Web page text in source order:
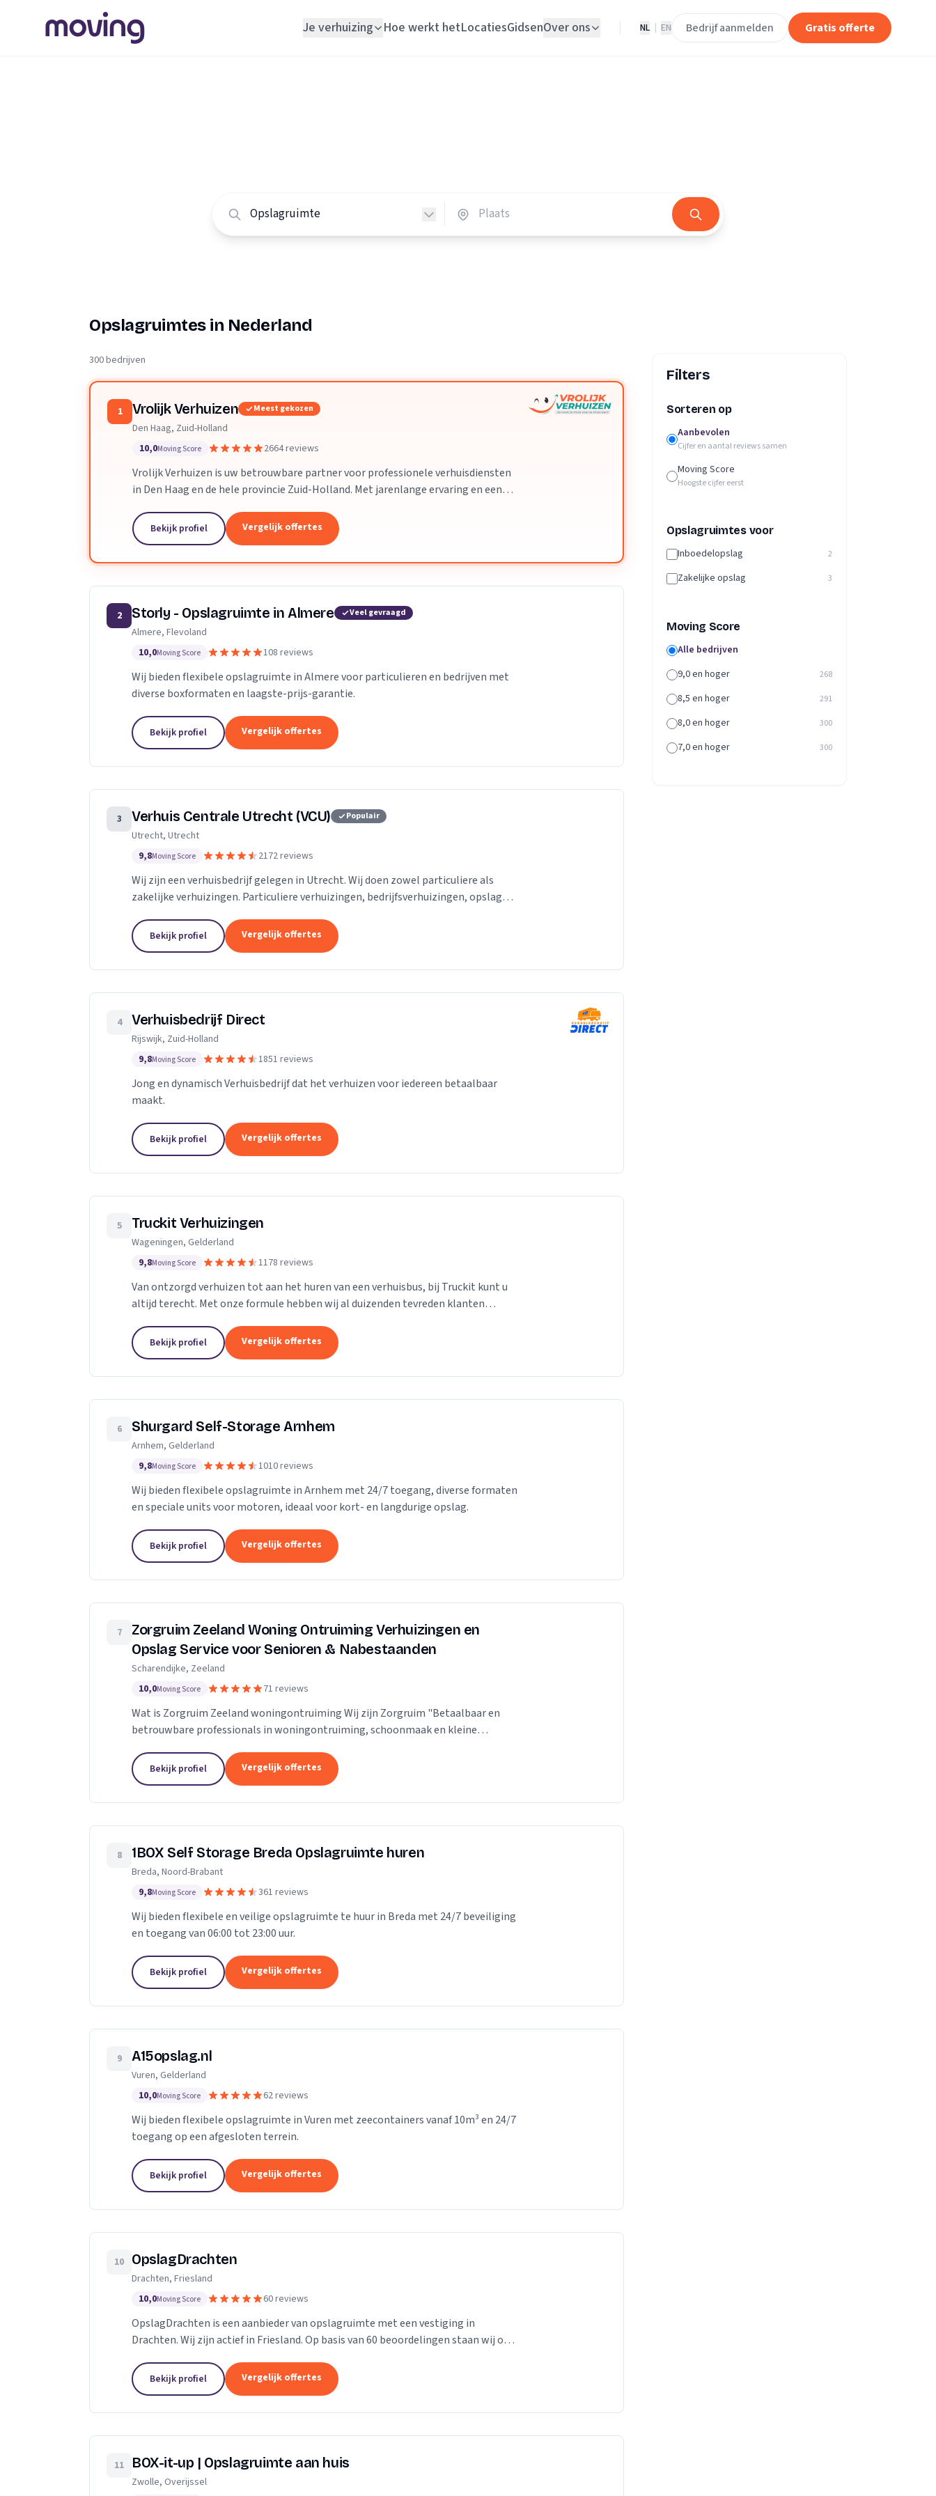
Je verhuizing
Loodgieter
Slotenmaker
Verhuisplanner
Hoe werkt hetLocatiesGidsenOver ons NL EN Bedrijf aanmelden Gratis offerte
Opslagruimtes in Nederland
300 bedrijven
1 Vrolijk Verhuizen Meest gekozen
Den Haag, Zuid-Holland
10,0Moving Score 2664 reviews
Vrolijk Verhuizen is uw betrouwbare partner voor professionele verhuisdiensten
in Den Haag en de hele provincie Zuid-Holland. Met jarenlange ervaring en een
verloopt.
Bekijk profiel Vergelijk offertes
2 Storly - Opslagruimte in Almere Veel gevraagd
Almere, Flevoland
10,0Moving Score 108 reviews
Wij bieden flexibele opslagruimte in Almere voor particulieren en bedrijven met
diverse boxformaten en laagste-prijs-garantie.
Bekijk profiel Vergelijk offertes
3 Verhuis Centrale Utrecht (VCU) Populair
Utrecht, Utrecht
9,8Moving Score 2172 reviews
Wij zijn een verhuisbedrijf gelegen in Utrecht. Wij doen zowel particuliere als
zakelijke verhuizingen. Particuliere verhuizingen, bedrijfsverhuizingen, opslag
Bekijk profiel Vergelijk offertes
4 Verhuisbedrijf Direct
Rijswijk, Zuid-Holland
9,8Moving Score 1851 reviews
Jong en dynamisch Verhuisbedrijf dat het verhuizen voor iedereen betaalbaar
maakt.
Bekijk profiel Vergelijk offertes
5 Truckit Verhuizingen
Wageningen, Gelderland
9,8Moving Score 1178 reviews
Van ontzorgd verhuizen tot aan het huren van een verhuisbus, bij Truckit kunt u
altijd terecht. Met onze formule hebben wij al duizenden tevreden klanten
Bekijk profiel Vergelijk offertes
6 Shurgard Self-Storage Arnhem
Arnhem, Gelderland
9,8Moving Score 1010 reviews
Wij bieden flexibele opslagruimte in Arnhem met 24/7 toegang, diverse formaten
en speciale units voor motoren, ideaal voor kort- en langdurige opslag.
Bekijk profiel Vergelijk offertes
7
Zorgruim Zeeland Woning Ontruiming Verhuizingen en
Opslag Service voor Senioren & Nabestaanden
Scharendijke, Zeeland
10,0Moving Score 71 reviews
Wat is Zorgruim Zeeland woningontruiming Wij zijn Zorgruim "Betaalbaar en
betrouwbare professionals in woningontruiming, schoonmaak en kleine
Bekijk profiel Vergelijk offertes
8 1BOX Self Storage Breda Opslagruimte huren
Breda, Noord-Brabant
9,8Moving Score 361 reviews
Wij bieden flexibele en veilige opslagruimte te huur in Breda met 24/7 beveiliging
en toegang van 06:00 tot 23:00 uur.
Bekijk profiel Vergelijk offertes
9 A15opslag.nl
Vuren, Gelderland
10,0Moving Score 62 reviews
Wij bieden flexibele opslagruimte in Vuren met zeecontainers vanaf 10m³ en 24/7
toegang op een afgesloten terrein.
Bekijk profiel Vergelijk offertes
10 OpslagDrachten
Drachten, Friesland
10,0Moving Score 60 reviews
OpslagDrachten is een aanbieder van opslagruimte met een vestiging in
Drachten. Wij zijn actief in Friesland. Op basis van 60 beoordelingen staan wij op
Bekijk profiel Vergelijk offertes
11 BOX-it-up | Opslagruimte aan huis
Zwolle, Overijssel
Filters
Sorteren op
Aanbevolen
Cijfer en aantal reviews samen
Moving Score
Hoogste cijfer eerst
Opslagruimtes voor
Inboedelopslag 2
Zakelijke opslag 3
Moving Score
Alle bedrijven
9,0 en hoger
268
8,5 en hoger 291
8,0 en hoger 300
7,0 en hoger 300